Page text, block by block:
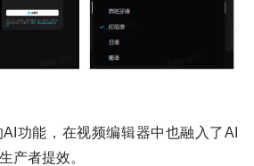
功能，在视频编辑器中也融入了AI
产者提效。